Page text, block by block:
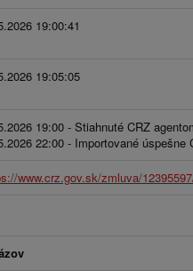
19:00:41
19:05:05
19:00 - Stiahnuté CRZ
22:00 - Importované úspešne
www.crz.gov.sk/zmluva/